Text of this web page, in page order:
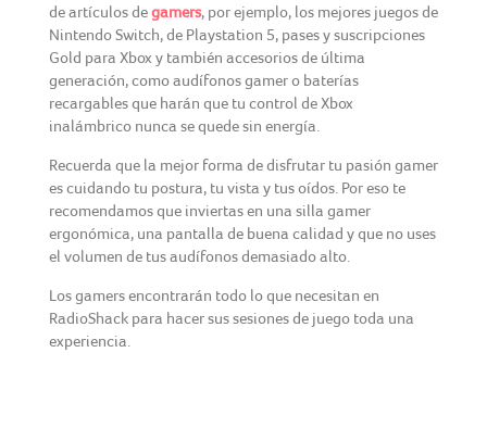
de artículos degamers, por ejemplo, los mejores juegos de
Nintendo Switch, de Playstation 5, pases y suscripciones
Gold para Xbox y también accesorios de última
generación, como audífonos gamer o baterías
recargables que harán que tu control de Xbox
inalámbrico nunca se quede sin energía.
Recuerda que la mejor forma de disfrutar tu pasión gamer
es cuidando tu postura, tu vista y tus oídos. Por eso te
recomendamos que inviertas en una silla gamer
ergonómica, una pantalla de buena calidad y que no uses
el volumen de tus audífonos demasiado alto.
Los gamers encontrarán todo lo que necesitan en
RadioShack para hacer sus sesiones de juego toda una
experiencia.